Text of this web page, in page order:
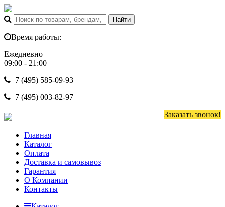
Время работы:
Ежедневно
09:00 - 21:00
+7 (495) 585-09-93
+7 (495) 003-82-97
Заказать звонок!
Главная
Каталог
Оплата
Доставка и самовывоз
Гарантия
О Компании
Контакты